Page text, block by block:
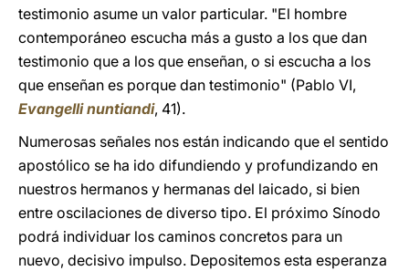
testimonio asume un valor particular. "El hombre
contemporáneo escucha más a gusto a los que dan
testimonio que a los que enseñan, o si escucha a los
que enseñan es porque dan testimonio" (Pablo VI,
Evangelli nuntiandi, 41).
Numerosas señales nos están indicando que el sentido
apostólico se ha ido difundiendo y profundizando en
nuestros hermanos y hermanas del laicado, si bien
entre oscilaciones de diverso tipo. El próximo Sínodo
podrá individuar los caminos concretos para un
nuevo, decisivo impulso. Depositemos esta esperanza